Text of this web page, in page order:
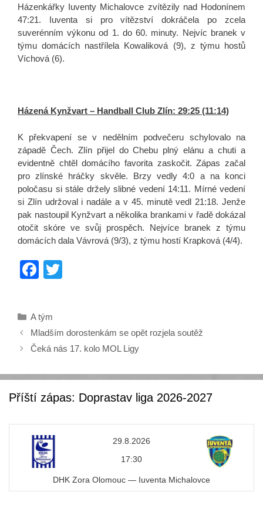
Házenkářky Iuventy Michalovce zvítězily nad Hodonínem
47:21. Iuventa si pro vítězství dokráčela po zcela
suverénním výkonu od 1. do 60. minuty. Nejvíc branek v
týmu domácích nastřílela Kowaliková (9), z týmu hostů
Víchová (6).
Házená Kynžvart – Handball Club Zlín: 29:25 (11:14)
K překvapení se v nedělním podvečeru schylovalo na
západě Čech. Zlín přijel do Chebu plný elánu a chuti a
evidentně chtěl domácího favorita zaskočit. Zápas začal
pro zlínské hráčky skvěle. Brzy vedly 4:0 a na konci
poločasu si stále držely slibné vedení 14:11. Mírné vedení
si Zlín udržoval i nadále a v 45. minutě vedl 21:18. Jenže
pak nastoupil Kynžvart a několika brankami v řadě dokázal
otočit skóre ve svůj prospěch. Nejvíce branek z týmu
domácích dala Vávrová (9/3), z týmu hostí Krapková (4/4).
F
e
b
o
k
er
Rubriky
A tým
Mladším dorostenkám se opět rozjela soutěž
Čeká nás 17. kolo MOL Ligy
Příští zápas: Doprastav liga 2026-2027
29.8.2026
17:30
DHK Zora Olomouc — Iuventa Michalovce